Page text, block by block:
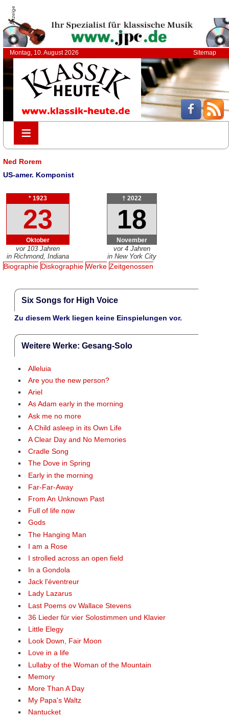
Anzeige
Montag, 10. August 2026 Sitemap
≡
≡
Ned Rorem
US-amer. Komponist
* 1923
23
Oktober
vor 103 Jahren
in Richmond, Indiana
† 2022
18
November
vor 4 Jahren
in New York City
Biographie Diskographie Werke Zeitgenossen
Six Songs for High Voice
Zu diesem Werk liegen keine Einspielungen vor.
Weitere Werke: Gesang-Solo
Alleluia
Are you the new person?
Ariel
As Adam early in the morning
Ask me no more
A Child asleep in its Own Life
A Clear Day and No Memories
Cradle Song
The Dove in Spring
Early in the morning
Far-Far-Away
From An Unknown Past
Full of life now
Gods
The Hanging Man
I am a Rose
I strolled across an open field
In a Gondola
Jack l'éventreur
Lady Lazarus
Last Poems ov Wallace Stevens
36 Lieder für vier Solostimmen und Klavier
Little Elegy
Look Down, Fair Moon
Love in a life
Lullaby of the Woman of the Mountain
Memory
More Than A Day
My Papa's Waltz
Nantucket